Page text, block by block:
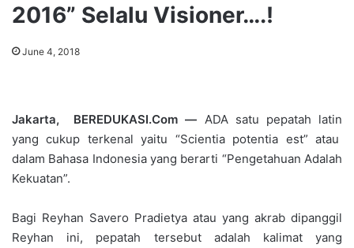
2016” Selalu Visioner….!
June 4, 2018
Jakarta, BEREDUKASI.Com — ADA satu pepatah latin
yang cukup terkenal yaitu “Scientia potentia est” atau
dalam Bahasa Indonesia yang berarti “Pengetahuan Adalah
Kekuatan”.
Bagi Reyhan Savero Pradietya atau yang akrab dipanggil
Reyhan ini, pepatah tersebut adalah kalimat yang